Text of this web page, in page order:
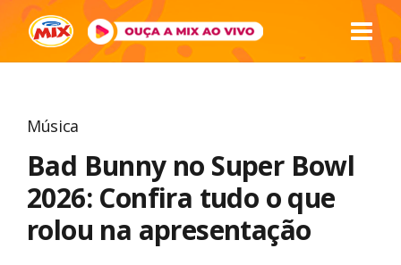
Música
Bad Bunny no Super Bowl
2026: Confira tudo o que
rolou na apresentação